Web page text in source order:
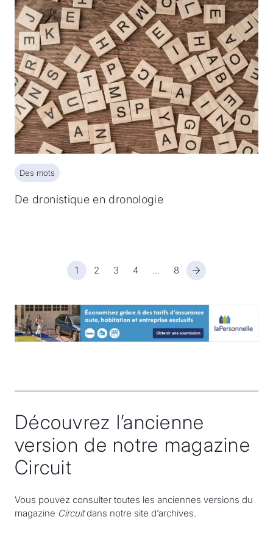
Des mots
Des mots
De dronistique en dronologie
1 2 3 4 … 8
Page suivante
Découvrez l’ancienne
version de notre magazine
Circuit
Vous pouvez consulter toutes les anciennes versions du
magazine Circuitdans notre site d’archives.